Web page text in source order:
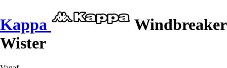
Kappa
Windbreaker
Wister